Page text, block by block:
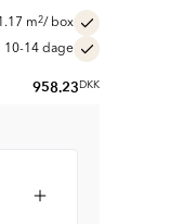
m2/ box
10-14 dage
958.23 DKK